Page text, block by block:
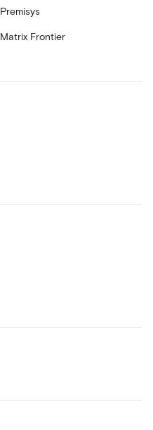
Premisys
Matrix Frontier